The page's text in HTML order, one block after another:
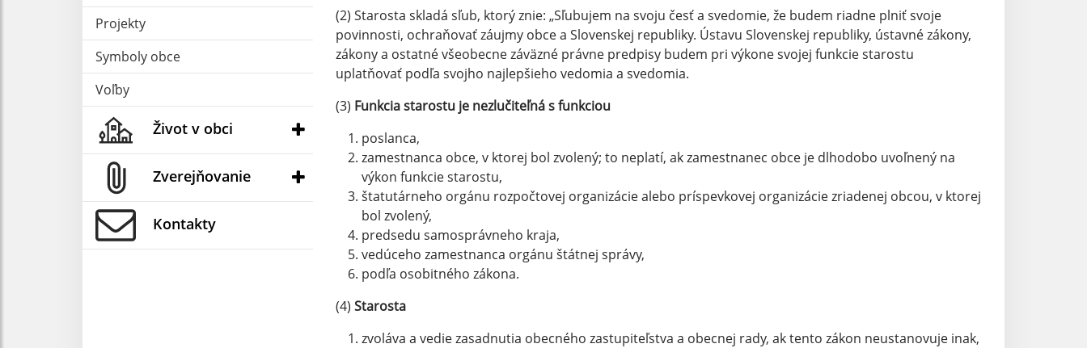
Projekty
Symboly obce
Voľby
Život v obci
Zverejňovanie
Kontakty
(2) Starosta skladá sľub, ktorý znie: „Sľubujem na svoju česť a svedomie, že budem riadne plniť svoje
povinnosti, ochraňovať záujmy obce a Slovenskej republiky. Ústavu Slovenskej republiky, ústavné zákony,
zákony a ostatné všeobecne záväzné právne predpisy budem pri výkone svojej funkcie starostu
uplatňovať podľa svojho najlepšieho vedomia a svedomia.
(3) Funkcia starostu je nezlučiteľná s funkciou
poslanca,
zamestnanca obce, v ktorej bol zvolený; to neplatí, ak zamestnanec obce je dlhodobo uvoľnený na
výkon funkcie starostu,
štatutárneho orgánu rozpočtovej organizácie alebo príspevkovej organizácie zriadenej obcou, v ktorej
bol zvolený,
predsedu samosprávneho kraja,
vedúceho zamestnanca orgánu štátnej správy,
podľa osobitného zákona.
(4) Starosta
zvoláva a vedie zasadnutia obecného zastupiteľstva a obecnej rady, ak tento zákon neustanovuje inak,